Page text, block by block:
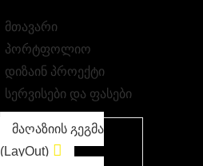
მთავარი
პორტფოლიო
დიზაინ პროექტი
სერვისები და ფასები
მაღაზიის გეგმა
(LayOut)